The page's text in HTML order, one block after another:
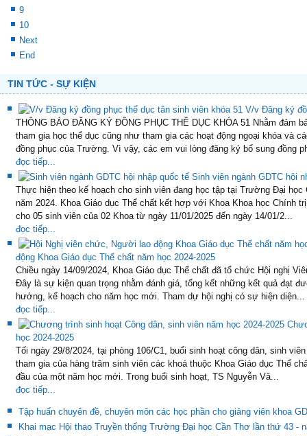
9
10
Next
End
TIN TỨC - SỰ KIỆN
V/v Đăng ký
THÔNG BÁO ĐĂNG KÝ ĐỒNG PHỤC THỂ DỤC KHÓA 51 Nhằm đảm
tham gia học thể dục cũng như tham gia các hoạt động ngoại khóa và
đồng phục của Trường. Vì vậy, các em vui lòng đăng ký bổ sung đồng
đọc tiếp...
Sinh viên ngành GDTC hội
Thực hiện theo kế hoạch cho sinh viên đang học tập tại Trường Đại
năm 2024. Khoa Giáo dục Thể chất kết hợp với Khoa Khoa học Chính
cho 05 sinh viên của 02 Khoa từ ngày 11/01/2025 đến ngày 14/01/2...
đọc tiếp...
động Khoa Giáo dục Thể chất năm học 2024-2025
Chiều ngày 14/09/2024, Khoa Giáo dục Thể chất đã tổ chức Hội nghị
Đây là sự kiện quan trọng nhằm đánh giá, tổng kết những kết quả đạt
hướng, kế hoạch cho năm học mới. Tham dự hội nghị có sự hiện diện...
đọc tiếp...
học 2024-2025
Tối ngày 29/8/2024, tại phòng 106/C1, buổi sinh hoạt công dân, sinh
tham gia của hàng trăm sinh viên các khoá thuộc Khoa Giáo dục Thể
đầu của một năm học mới. Trong buổi sinh hoạt, TS Nguyễn Vă...
đọc tiếp...
Tập huấn chuyên đề, chuyên môn các học phần cho giảng viên khoa
Khai mạc Hội thao Truyền thống Trường Đại học Cần Thơ lần thứ 43 -